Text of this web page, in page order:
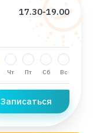
17.30-19.00
Чт Пт Сб Вс
Записаться